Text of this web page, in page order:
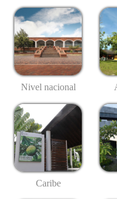
Nivel nacional
Caribe